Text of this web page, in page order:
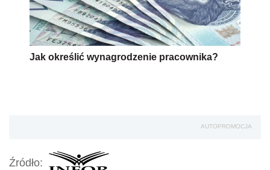
Jak określić wynagrodzenie pracownika?
AUTOPROMOCJA
Źródło: